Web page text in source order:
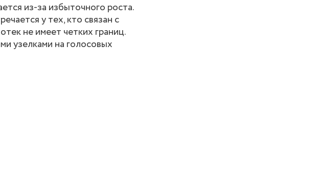
из-за избыточного роста.
у тех, кто связан с
не имеет четких границ.
узелками на голосовых